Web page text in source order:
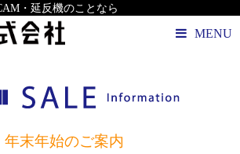
・延反機のことなら
MENU
年末年始のご案内